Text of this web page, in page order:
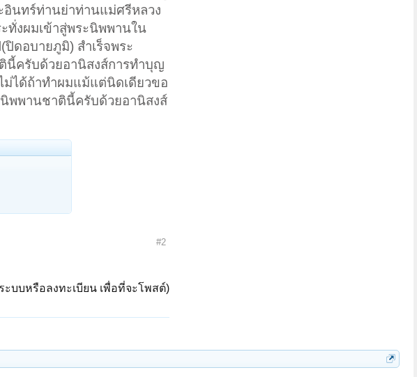
นทร์ท่านย่าท่านแม่ศรีหลวง
ทั่งผมเข้าสู่พระนิพพานใน
ดอบายภูมิ) สำเร็จพระ
นี้ครับด้วยอานิสงส์การทำบุญ
ได้ถ้าทำผมแม้แต่นิดเดียวขอ
พพานชาตินี้ครับด้วยอานิสงส์
#2
ะบบหรือลงทะเบียน เพื่อที่จะโพสต์)